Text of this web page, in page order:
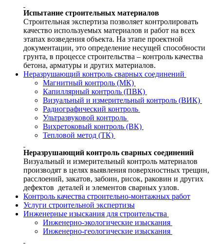
Испытание строительных материалов
Строительная экспертиза позволяет контролировать
качество используемых материалов и работ на всех
этапах возведения объекта. На этапе проектной
документации, это определение несущей способности
грунта, в процессе строительства – контроль качества
бетона, арматуры и других материалов.
Неразрушающий контроль сварных соединений
Магнитный контроль (МК)
Капиллярный контроль (ПВК)
Визуальный и измерительный контроль (ВИК)
Радиографический контроль
Ультразвуковой контроль
Вихретоковый контроль (ВК)
Тепловой метод (ТК)
Неразрушающий контроль сварных соединений
Визуальный и измерительный контроль материалов
производят в целях выявления поверхностных трещин,
расслоений, закатов, забоин, рисок, раковин и других
дефектов деталей и элементов сварных узлов.
Контроль качества строительно-монтажных работ
Услуги строительной экспертизы
Инженерные изыскания для строительства
Инженерно-экологические изыскания
Инженерно-геологические изыскания